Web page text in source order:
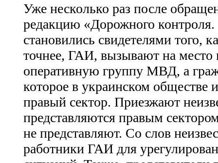
Уже несколько раз после
редакцию «Дорожного
становились свидетелями того,
точнее, ГАИ, вызывают на место
оперативную группу МВД, а
которое в украинском обществе
правый сектор. Приезжают
представляются правым
не представляют. Со слов
работники ГАИ для